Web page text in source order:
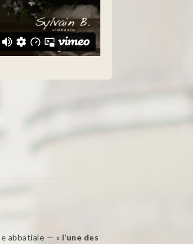
abbatiale — « l’une des